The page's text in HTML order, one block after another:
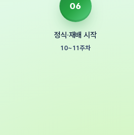
06
정식·재배 시작
10~11주차